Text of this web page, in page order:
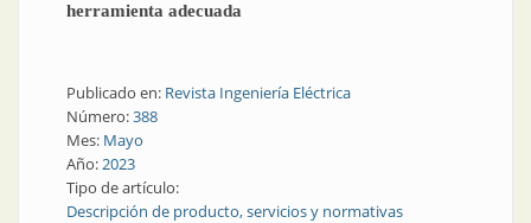
herramienta adecuada
Publicado en: Revista Ingeniería Eléctrica
Número:388
Mes: Mayo
Año:2023
Tipo de artículo:
Descripción de producto, servicios y normativas